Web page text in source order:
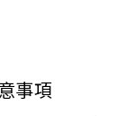
事項